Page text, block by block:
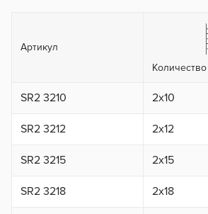
Артикул
SR2 3210 2x10
SR2 3212 2x12
SR2 3215 2x15
SR2 3218 2x18